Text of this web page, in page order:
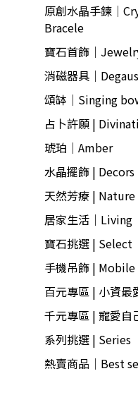
原創水晶手鍊
Bracele
寶石首飾｜
消磁器具｜
頌缽｜Singing
占卜許願 |
琥珀｜Amber
水晶擺飾 | Decors
天然芳療 | Nature
居家生活｜Living
寶石挑選 | Select
手機吊飾 |
百元專區 | 小資最
千元專區 | 寵愛自
系列挑選 | Series
熱賣商品│Best